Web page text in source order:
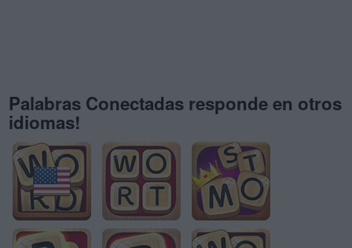
Palabras Conectadas responde en otros
idiomas!